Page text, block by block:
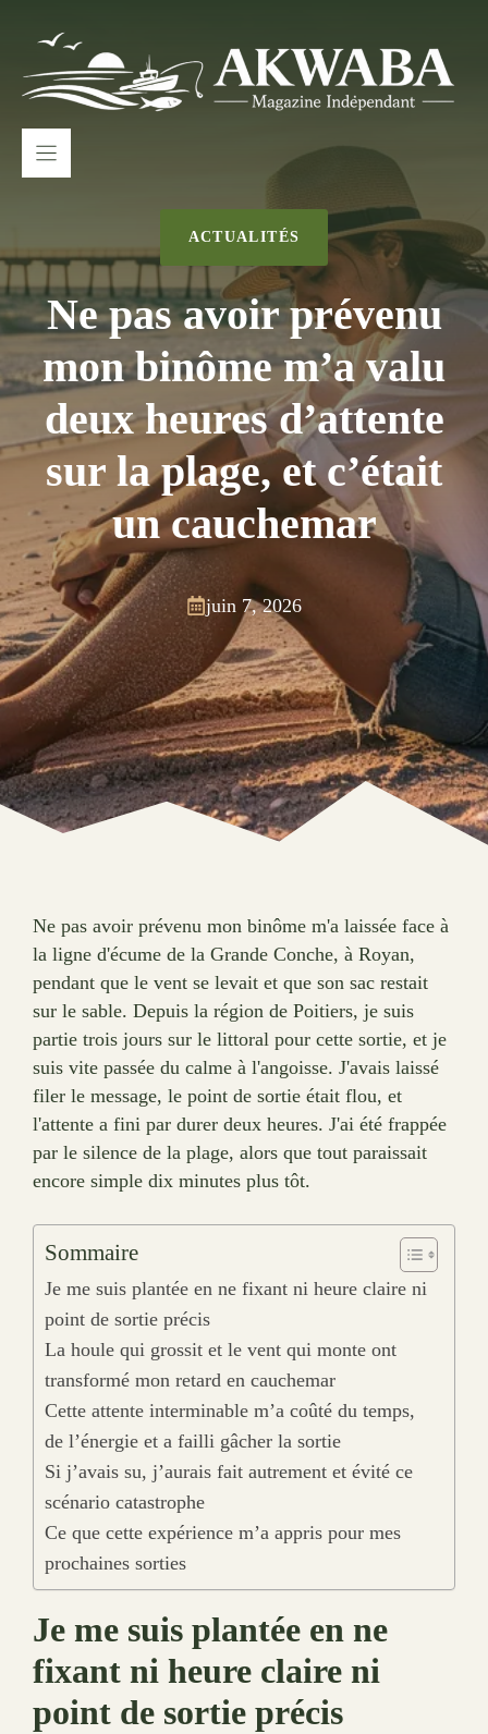
contenu
ACTUALITÉS
Ne pas avoir prévenu
mon binôme m’a valu
deux heures d’attente
sur la plage, et c’était
un cauchemar
juin 7, 2026
Ne pas avoir prévenu mon binôme m'a laissée face à
la ligne d'écume de la Grande Conche, à Royan,
pendant que le vent se levait et que son sac restait
sur le sable. Depuis la région de Poitiers, je suis
partie trois jours sur le littoral pour cette sortie, et je
suis vite passée du calme à l'angoisse. J'avais laissé
filer le message, le point de sortie était flou, et
l'attente a fini par durer deux heures. J'ai été frappée
par le silence de la plage, alors que tout paraissait
encore simple dix minutes plus tôt.
Sommaire
Je me suis plantée en ne fixant ni heure claire ni
point de sortie précis
La houle qui grossit et le vent qui monte ont
transformé mon retard en cauchemar
Cette attente interminable m’a coûté du temps,
de l’énergie et a failli gâcher la sortie
Si j’avais su, j’aurais fait autrement et évité ce
scénario catastrophe
Ce que cette expérience m’a appris pour mes
prochaines sorties
Je me suis plantée en ne
fixant ni heure claire ni
point de sortie précis